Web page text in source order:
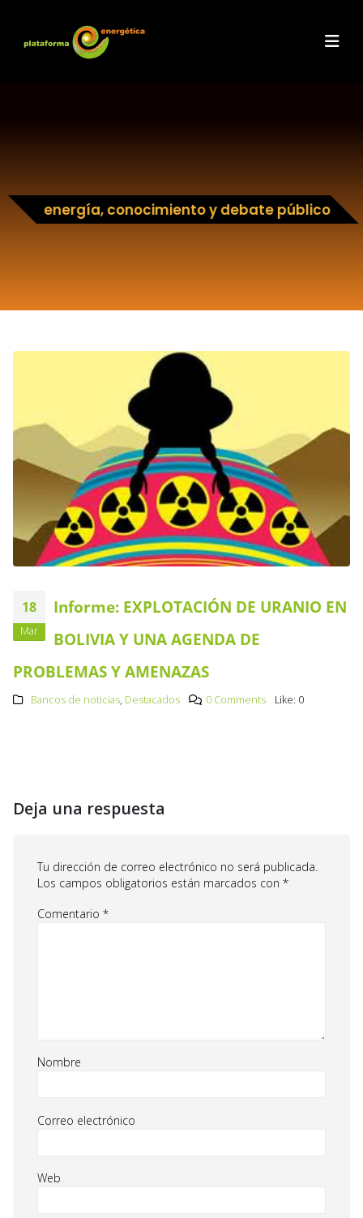
energía, conocimiento y debate público
18
Mar
Informe: EXPLOTACIÓN DE URANIO EN
BOLIVIA Y UNA AGENDA DE
PROBLEMAS Y AMENAZAS
Bancos de noticias, Destacados 0 Comments Like: 0
Deja una respuesta
Tu dirección de correo electrónico no será publicada.
Los campos obligatorios están marcados con *
Comentario *
Nombre
Correo electrónico
Web